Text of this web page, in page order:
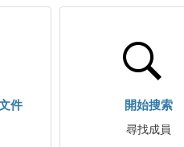
件 開始搜索
尋找成員